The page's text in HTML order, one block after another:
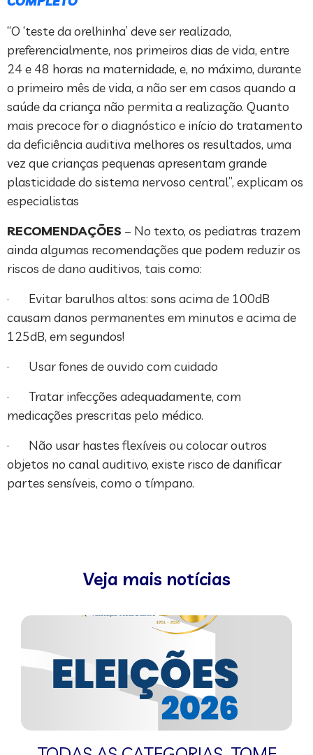
“O ‘teste da orelhinha’ deve ser realizado,
preferencialmente, nos primeiros dias de vida, entre
24 e 48 horas na maternidade, e, no máximo, durante
o primeiro mês de vida, a não ser em casos quando a
saúde da criança não permita a realização. Quanto
mais precoce for o diagnóstico e início do tratamento
da deficiência auditiva melhores os resultados, uma
vez que crianças pequenas apresentam grande
plasticidade do sistema nervoso central”, explicam os
especialistas
RECOMENDAÇÕES – No texto, os pediatras trazem
ainda algumas recomendações que podem reduzir os
riscos de dano auditivos, tais como:
· Evitar barulhos altos: sons acima de 100dB
causam danos permanentes em minutos e acima de
125dB, em segundos!
· Usar fones de ouvido com cuidado
· Tratar infecções adequadamente, com
medicações prescritas pelo médico.
· Não usar hastes flexíveis ou colocar outros
objetos no canal auditivo, existe risco de danificar
partes sensíveis, como o tímpano.
Veja mais notícias